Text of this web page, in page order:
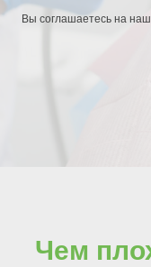
Вы соглашаетесь на
Чем